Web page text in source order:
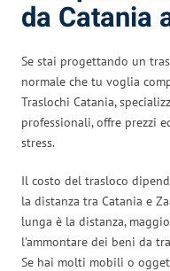
da Catania
Se stai progettando un
normale che tu voglia
Traslochi Catania,
professionali, offre prezzi
stress.
Il costo del trasloco
la distanza tra Catania e
lunga è la distanza,
l’ammontare dei beni da
Se hai molti mobili o